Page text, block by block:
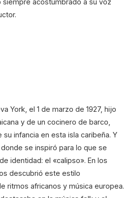
York, el 1 de marzo de 1927, hijo
y de un cocinero de barco,
infancia en esta isla caribeña. Y
se inspiró para lo que se
identidad: el «calipso». En los
descubrió este estilo
ritmos africanos y música europea.